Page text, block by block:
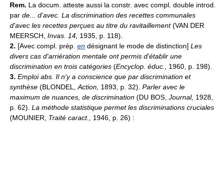
Rem. La docum. atteste aussi la constr. avec compl. double introd.
par de... d'avec. La discrimination des recettes communales
d'avec les recettes perçues au titre du ravitaillement(VAN DER
MEERSCH, Invas. 14, 1935, p. 118).
2. [Avec compl. prép. en désignant le mode de distinction] Les
divers cas d'arriération mentale ont permis d'établir une
discrimination en trois catégories (Encyclop. éduc., 1960, p. 198).
3. Emploi abs. Il n'y a conscience que par discrimination et
synthèse (BLONDEL, Action, 1893, p. 32). Parler avec le
maximum de nuances, de discrimination (DU BOS, Journal, 1928,
p. 62). La méthode statistique permet les discriminations cruciales
(MOUNIER, Traité caract., 1946, p. 26) :